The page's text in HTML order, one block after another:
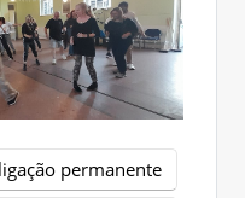
permanente